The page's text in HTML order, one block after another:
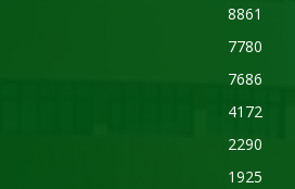
8861
7780
7686
4172
2290
1925